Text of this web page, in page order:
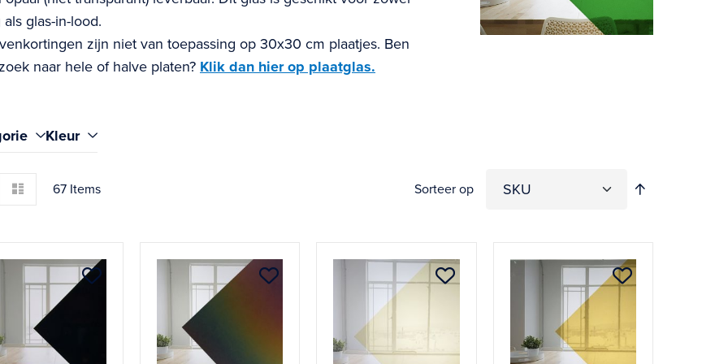
glas-in-lood.
zijn niet van toepassing op 30x30 cm plaatjes. Ben
naar hele of halve platen? Klik dan hier op plaatglas.
Kleur
Rooster 67 Items Sorteer op
Aflopend
Aan
toevoegen
Aan
toevoegen
Aan
toevoegen
Aan